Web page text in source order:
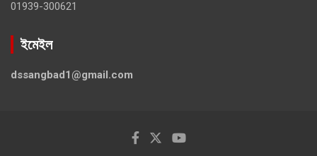
01939-300621
ইমেইল
dssangbad1@gmail.com